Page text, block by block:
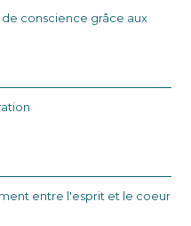
conscience grâce aux
entre l'esprit et le coeur